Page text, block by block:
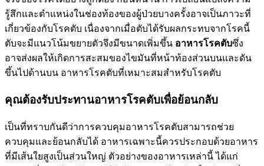
รู้สึกและตำแหน่งในช่องท้องของผู้ป่วยบางครั้งอาจเป็นภาวะที่
เกี่ยวข้องกับโรคตับ เนื่องจากเมื่อตับได้รับผลกระทบจากโรคนี้
ตับจะมีแนวโน้มขยายตัวจึงมีขนาดเพิ่มขึ้น อาหารโรคตับซึ่ง
อาจส่งผลให้เกิดการสะสมของไขมันที่หน้าท้องส่วนบนและดัน
ขึ้นไปด้านบน อาหารโรคตับที่เหมาะสมสำหรับโรคตับ
คุณต้องรับประทานอาหารโรคตับเพื่อย้อนกลับ
เป็นที่ทราบกันดีว่าการควบคุมอาหารโรคตับสามารถช่วย
ควบคุมและย้อนกลับได้ อาหารเฉพาะนี้ควรประกอบด้วยอาหาร
ที่มีเส้นใยสูงเป็นส่วนใหญ่ ตัวอย่างของอาหารเหล่านี้ ได้แก่